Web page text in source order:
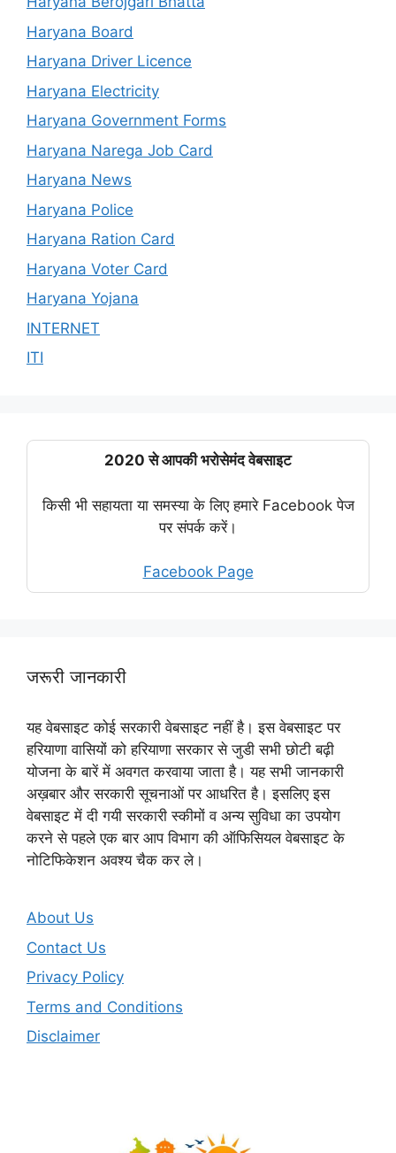
Haryana Board
Haryana Driver Licence
Haryana Electricity
Haryana Government Forms
Haryana Narega Job Card
Haryana News
Haryana Police
Haryana Ration Card
Haryana Voter Card
Haryana Yojana
INTERNET
ITI
2020 से आपकी भरोसेमंद वेबसाइट
किसी भी सहायता या समस्या के लिए हमारे Facebook पेज
पर संपर्क करें।
Facebook Page
जरूरी जानकारी
यह वेबसाइट कोई सरकारी वेबसाइट नहीं है। इस वेबसाइट पर
हरियाणा वासियों को हरियाणा सरकार से जुडी सभी छोटी बढ़ी
योजना के बारें में अवगत करवाया जाता है। यह सभी जानकारी
अख़बार और सरकारी सूचनाओं पर आधरित है। इसलिए इस
वेबसाइट में दी गयी सरकारी स्कीमों व अन्य सुविधा का उपयोग
करने से पहले एक बार आप विभाग की ऑफिसियल वेबसाइट के
नोटिफिकेशन अवश्य चैक कर ले।
About Us
Contact Us
Privacy Policy
Terms and Conditions
Disclaimer